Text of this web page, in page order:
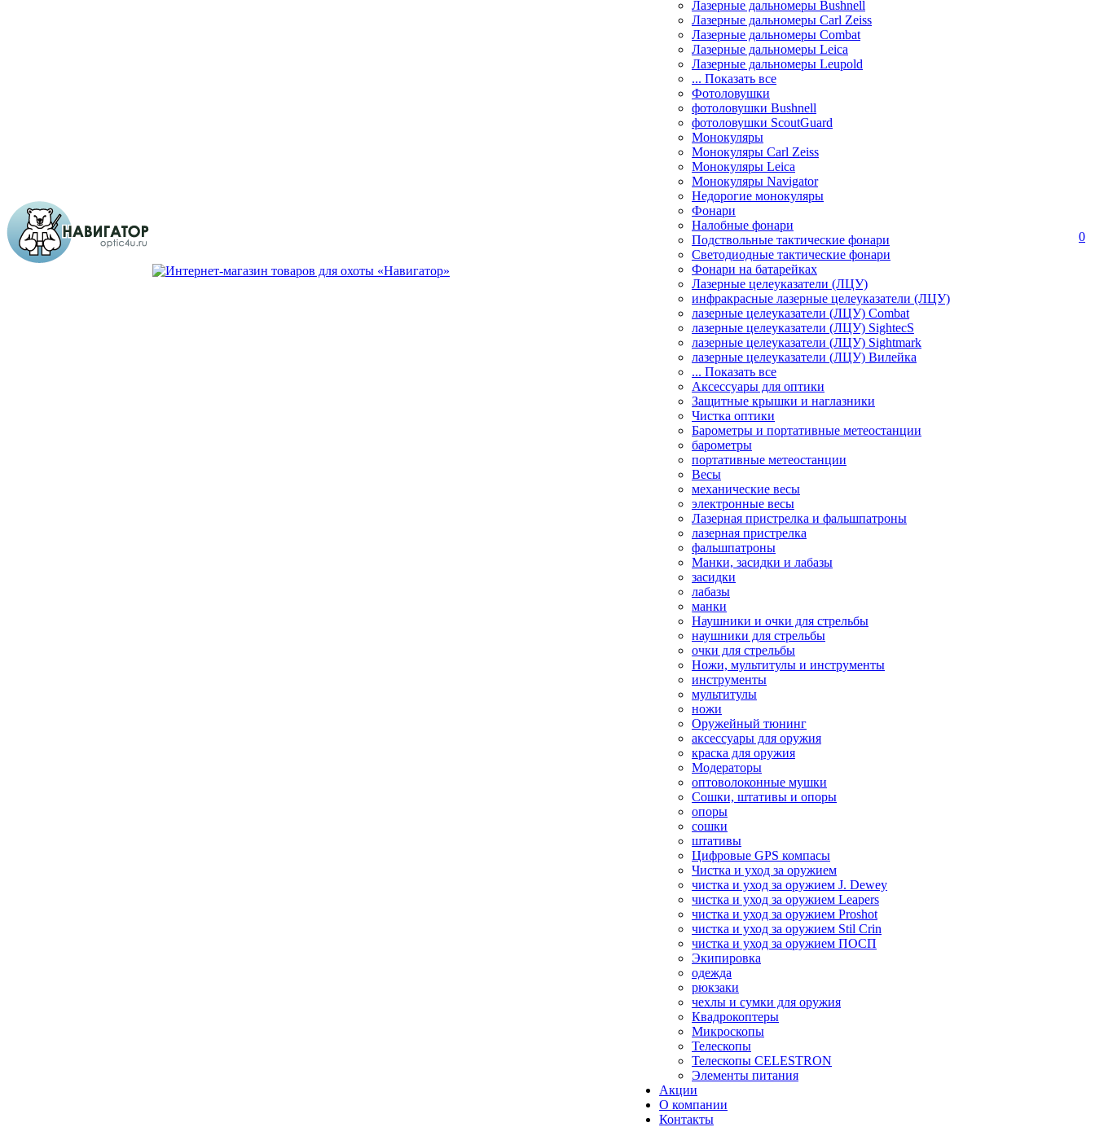
Лазерные дальномеры Bushnell
Лазерные дальномеры Carl Zeiss
Лазерные дальномеры Combat
Лазерные дальномеры Leica
Лазерные дальномеры Leupold
... Показать все
Фотоловушки
фотоловушки Bushnell
фотоловушки ScoutGuard
Монокуляры
Монокуляры Carl Zeiss
Монокуляры Leica
Монокуляры Navigator
Недорогие монокуляры
Фонари
Налобные фонари
Подствольные тактические фонари
Светодиодные тактические фонари
Фонари на батарейках
Лазерные целеуказатели (ЛЦУ)
инфракрасные лазерные целеуказатели (ЛЦУ)
лазерные целеуказатели (ЛЦУ) Combat
лазерные целеуказатели (ЛЦУ) SightecS
лазерные целеуказатели (ЛЦУ) Sightmark
лазерные целеуказатели (ЛЦУ) Вилейка
... Показать все
Аксессуары для оптики
Защитные крышки и наглазники
Чистка оптики
Барометры и портативные метеостанции
барометры
портативные метеостанции
Весы
механические весы
электронные весы
Лазерная пристрелка и фальшпатроны
лазерная пристрелка
фальшпатроны
Манки, засидки и лабазы
засидки
лабазы
манки
Наушники и очки для стрельбы
наушники для стрельбы
очки для стрельбы
Ножи, мультитулы и инструменты
инструменты
мультитулы
ножи
Оружейный тюнинг
аксессуары для оружия
краска для оружия
Модераторы
оптоволоконные мушки
Сошки, штативы и опоры
опоры
сошки
штативы
Цифровые GPS компасы
Чистка и уход за оружием
чистка и уход за оружием J. Dewey
чистка и уход за оружием Leapers
чистка и уход за оружием Proshot
чистка и уход за оружием Stil Crin
чистка и уход за оружием ПОСП
Экипировка
одежда
рюкзаки
чехлы и сумки для оружия
Квадрокоптеры
Микроскопы
Телескопы
Телескопы CELESTRON
Элементы питания
Акции
О компании
Контакты
0